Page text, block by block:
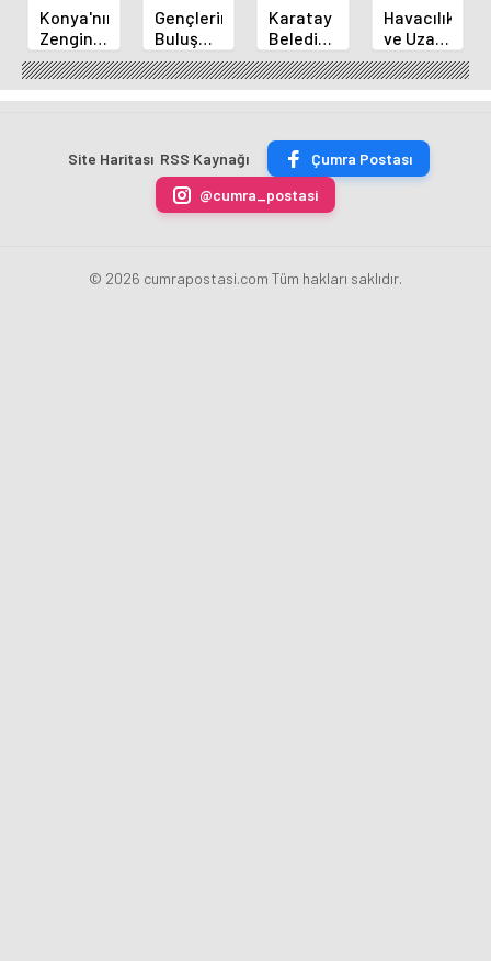
Konya'nın
Zengin
Mutfağı
GastroFest'te
Tanıtılacak
Gençlerin
Buluşma
Noktası
Talha
Bayrakçı
Yükseliyor
Karatay
Belediye
Başkanı
Kılca
Yeni
Açıkladı
Havacılık
ve Uzay
Yaz
Kursu
Başladı
Site Haritası RSS Kaynağı
Çumra Postası
@cumra_postasi
© 2026 cumrapostasi.com Tüm hakları saklıdır.